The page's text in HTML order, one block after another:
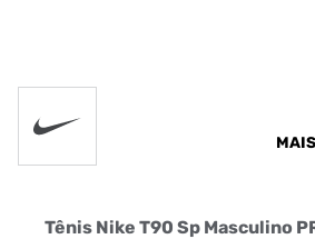
Tênis Nike T90 Sp Masculino